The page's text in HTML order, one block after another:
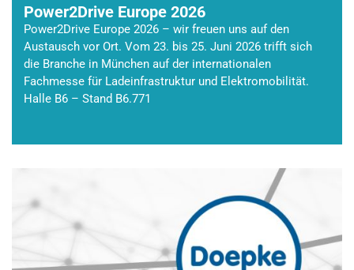
Power2Drive Europe 2026
Power2Drive Europe 2026 – wir freuen uns auf den
Austausch vor Ort. Vom 23. bis 25. Juni 2026 trifft sich
die Branche in München auf der internationalen
Fachmesse für Ladeinfrastruktur und Elektromobilität.
Halle B6 – Stand B6.771